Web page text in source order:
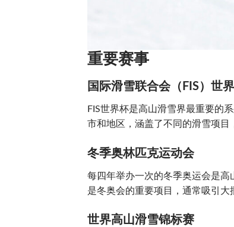
重要赛事
国际滑雪联合会（FIS）世
FIS世界杯是高山滑雪界最重要的
市和地区，涵盖了不同的滑雪项目
冬季奥林匹克运动会
每四年举办一次的冬季奥运会是
是冬奥会的重要项目，通常吸引大
世界高山滑雪锦标赛